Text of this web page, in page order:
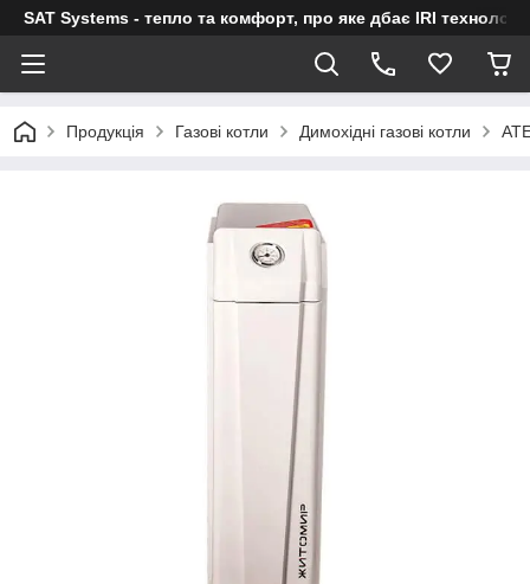
SAT Systems - тепло та комфорт, про яке дбає IRI технологія
Продукція Газові котли Димохідні газові котли